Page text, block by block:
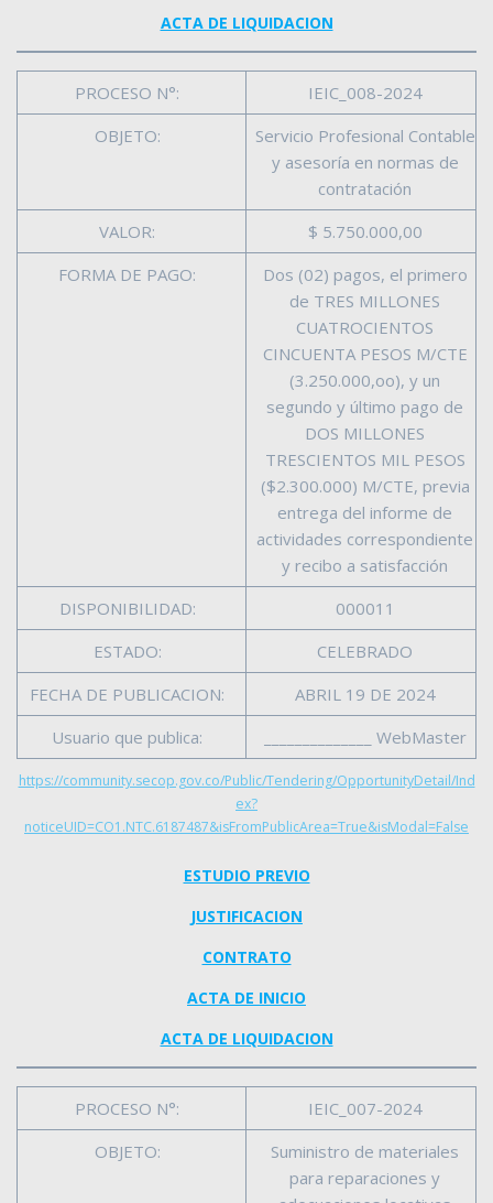
ACTA DE LIQUIDACION
PROCESO N°:
IEIC_008-2024
OBJETO:
Servicio Profesional Contable
y asesoría en normas de
contratación
VALOR:
$ 5.750.000,00
FORMA DE PAGO:
Dos (02) pagos, el primero
de TRES MILLONES
CUATROCIENTOS
CINCUENTA PESOS M/CTE
(3.250.000,oo), y un
segundo y último pago de
DOS MILLONES
TRESCIENTOS MIL PESOS
($2.300.000) M/CTE, previa
entrega del informe de
actividades correspondiente
y recibo a satisfacción
DISPONIBILIDAD:
000011
ESTADO:
CELEBRADO
FECHA DE PUBLICACION:
ABRIL 19 DE 2024
Usuario que publica:
______________ WebMaster
https://community.secop.gov.co/Public/Tendering/OpportunityDetail/Ind
ex?
noticeUID=CO1.NTC.6187487&isFromPublicArea=True&isModal=False
ESTUDIO PREVIO
JUSTIFICACION
CONTRATO
ACTA DE INICIO
ACTA DE LIQUIDACION
PROCESO N°:
IEIC_007-2024
OBJETO:
Suministro de materiales
para reparaciones y